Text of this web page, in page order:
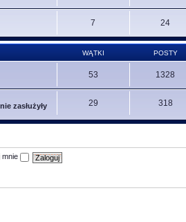
7 24
WĄTKI POSTY
53 1328
zasłużyły
29 318
mnie